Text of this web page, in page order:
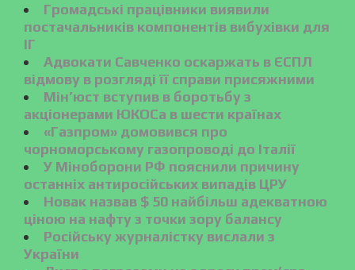
Громадські працівники виявили
постачальників компонентів вибухівки для
ІГ
Адвокати Савченко оскаржать в ЄСПЛ
відмову в розгляді її справи присяжними
Мін’юст вступив в боротьбу з
акціонерами ЮКОСа в шести країнах
«Газпром» домовився про
чорноморському газопроводі до Італії
У Міноборони РФ пояснили причину
останніх антиросійських випадів ЦРУ
Новак назвав $ 50 найбільш адекватною
ціною на нафту з точки зору балансу
Російську журналістку вислали з
України